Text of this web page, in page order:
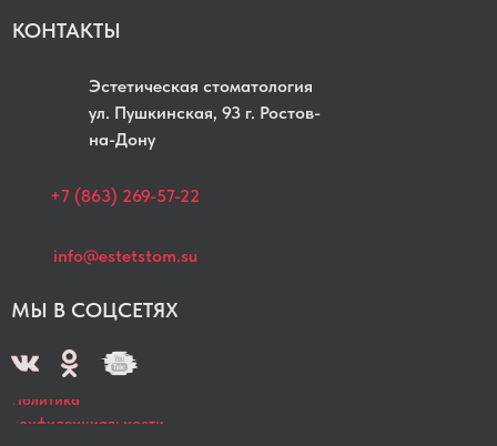
КОНТАКТЫ
Эстетическая стоматология
yл. Пушкинская, 93 г. Ростов-
на-Дону
+7 (863) 269-57-22
info@estetstom.su
Политика
конфиденциальности
МЫ В СОЦСЕТЯХ